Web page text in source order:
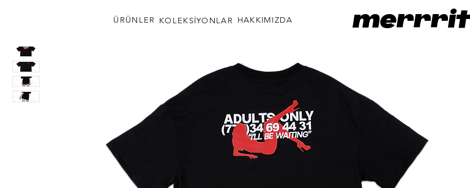
merrrit
ÜRÜNLER KOLEKSİYONLAR HAKKIMIZDA